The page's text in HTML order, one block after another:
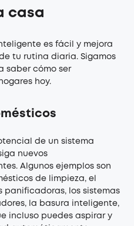
casa
es fácil y mejora
tu rutina diaria. Sigamos
saber cómo ser
hoy.
de un sistema
nuevos
Algunos ejemplos son
de limpieza, el
panificadoras, los sistemas
, la basura inteligente,
incluso puedes aspirar y